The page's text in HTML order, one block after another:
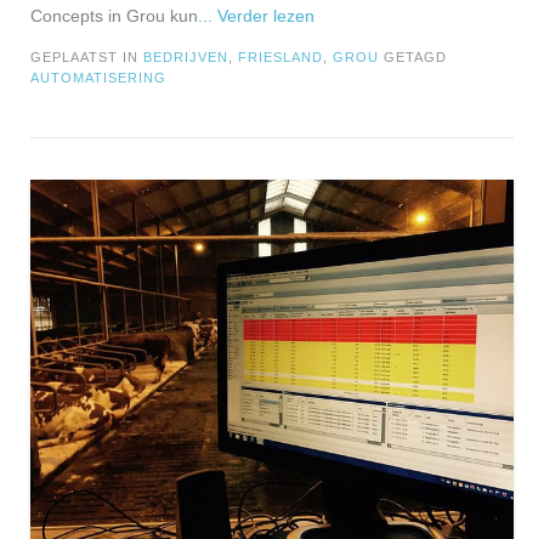
Concepts in Grou kun ... Verder lezen
GEPLAATST IN BEDRIJVEN FRIESLAND GROU GETAGD
AUTOMATISERING